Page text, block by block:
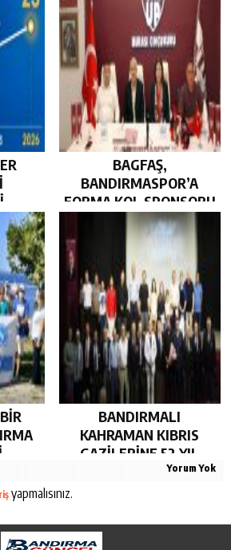
BAGFAŞ,
BANDIRMASPOR’A
FORMA KOL SPONSORU
OLARAK KUCAK AÇTI…
BANDIRMALI
KAHRAMAN KIBRIS
GAZİLERİNE 52 YIL
SONRA AHD-İ VEFA…
Yorum Yok
yapmalısınız.